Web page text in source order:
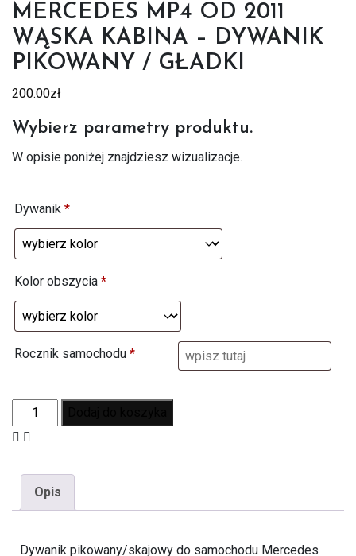
MERCEDES MP4 OD 2011
WĄSKA KABINA – DYWANIK
PIKOWANY / GŁADKI
200.00zł
Wybierz parametry produktu.
W opisie poniżej znajdziesz wizualizacje.
Dywanik *
Kolor obszycia *
Rocznik samochodu *
Opis
Dywanik pikowany/skajowy do samochodu Mercedes